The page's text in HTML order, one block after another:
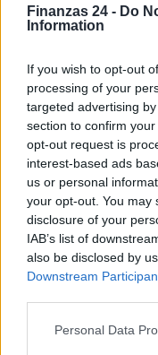
Finanzas 24 - Do
Information
If you wish to opt-out
processing of your
targeted advertising
section to confirm
opt-out request is
interest-based ads
us or personal
your opt-out. You may
disclosure of your
IAB’s list of
also be disclosed by
Downstream
Please note that this
Personal Data
en Instagram?
Dall'ottobre 2021,
forte aumento delle vittime
Recentemente, i criminali…
Consejo editorial · 28 Feb